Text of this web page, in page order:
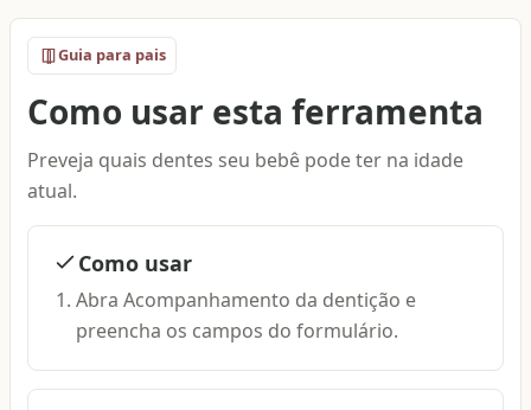
Guia para pais
Como usar esta ferramenta
Preveja quais dentes seu bebê pode ter na idade
atual.
Como usar
Abra Acompanhamento da dentição e
preencha os campos do formulário.